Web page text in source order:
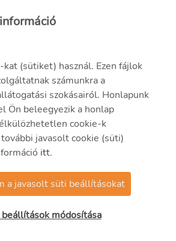
E/2021/000257
szám: B/2021/001301
(sütiket) használ. Ezen fájlok
számunkra a
szokásairól. Honlapunk
Ön beleegyezik a honlap
cookie-k
javasolt cookie (süti)
itt.
a javasolt süti beállításokat
módosítása